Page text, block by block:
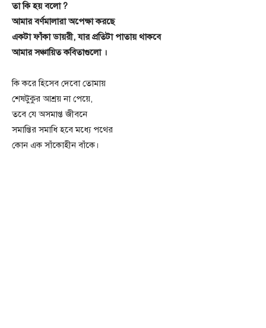
তা কি হয় বলো ?
আমার বর্ণমালারা অপেক্ষা করছে
একটা ফাঁকা ডায়রী, যার প্রতিটা পাতায় থাকবে
আমার সঞ্চায়িত কবিতাগুলো ।
কি করে হিসেব দেবো তোমায়
শেষটুকুর আশ্রয় না পেয়ে,
তবে যে অসমাপ্ত জীবনে
সমাপ্তির সমাধি হবে মধ্যে পথের
কোন এক সাঁকোহীন বাঁকে।